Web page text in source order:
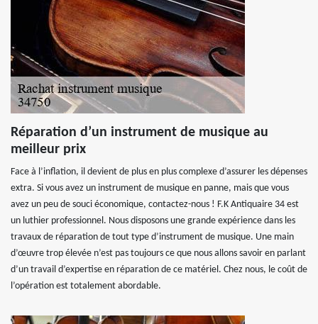
Réparation d’un instrument de musique au
meilleur prix
Face à l’inflation, il devient de plus en plus complexe d’assurer les dépenses
extra. Si vous avez un instrument de musique en panne, mais que vous
avez un peu de souci économique, contactez-nous ! F.K Antiquaire 34 est
un luthier professionnel. Nous disposons une grande expérience dans les
travaux de réparation de tout type d’instrument de musique. Une main
d’œuvre trop élevée n’est pas toujours ce que nous allons savoir en parlant
d’un travail d’expertise en réparation de ce matériel. Chez nous, le coût de
l’opération est totalement abordable.